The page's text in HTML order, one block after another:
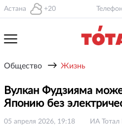
Астана +20
Общество → Жизнь
Вулкан Фудзияма
Японию без
05 апреля 2026, 19:18 ИА Тотал